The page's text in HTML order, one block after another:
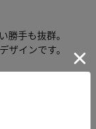
勝手も抜群。
ザインです。
様、加工が若干